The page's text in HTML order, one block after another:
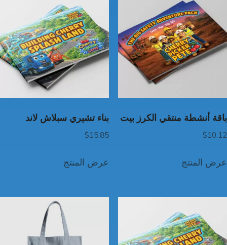
باقة أنشطة منتقي الكرز بيت
$10.12
عرض المنتج
بناء تشيري سبلاش لاند
$15.85
عرض المنتج